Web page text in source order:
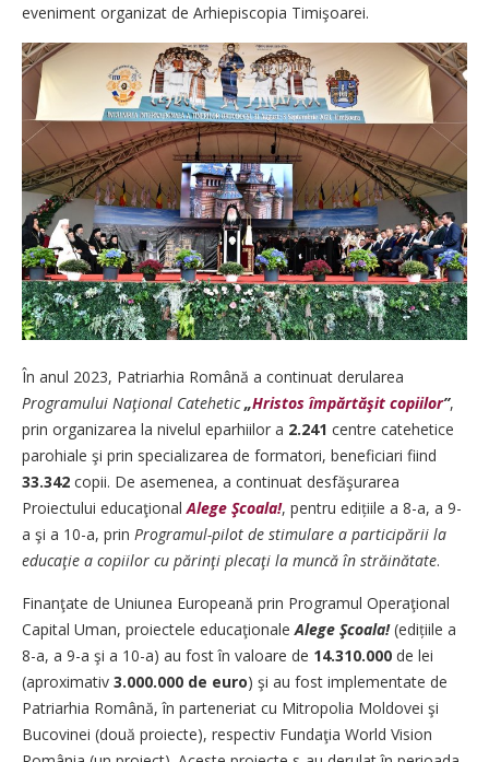
eveniment organizat de Arhi­episcopia Timişoarei.
În anul 2023, Patriarhia Română a continuat derularea
Programului Naţional Catehetic„Hristos împărtăşit copiilor”,
prin organizarea la nivelul eparhiilor a 2.241 centre catehetice
parohiale şi prin specializarea de formatori, beneficiari fiind
33.342 copii. De asemenea, a continuat desfăşurarea
Proiectului educaţionalAlege Şcoala!, pentru edițiile a 8-a, a 9-
a şi a 10-a, prin Programul-pilot de stimulare a participării la
educaţie a copiilor cu părinţi plecaţi la muncă în străinătate.
Finanţate de Uniunea Europeană prin Programul Operaţional
Capital Uman, proiectele educaţionale Alege Şcoala! (edițiile a
8-a, a 9-a şi a 10-a) au fost în valoare de 14.310.000 de lei
(aproximativ 3.000.000 de euro) şi au fost implementate de
Patriarhia Română, în parteneriat cu Mitropolia Moldovei şi
Bucovinei (două proiecte), respectiv Fundaţia World Vision